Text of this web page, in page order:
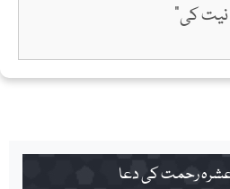
نیت کی”
رحمت کی دعا